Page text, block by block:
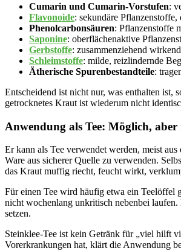
Cumarin und Cumarin-Vorstufen:
Flavonoide: sekundäre
Phenolcarbonsäuren: Pflanzenstoffe
Saponine: oberflächenaktive
Gerbstoffe: zusammenziehend
Schleimstoffe: milde, reizlindernde
Ätherische Spurenbestandteile:
Entscheidend ist nicht nur, was enthalten ist,
getrocknetes Kraut ist wiederum nicht
Anwendung als Tee: Möglich,
Er kann als Tee verwendet werden, meist aus
Ware aus sicherer Quelle zu verwenden.
das Kraut muffig riecht, feucht wirkt,
Für einen Tee wird häufig etwa ein Teelöffel
nicht wochenlang unkritisch nebenbei
setzen.
Steinklee-Tee ist kein Getränk für „viel hilft
Vorerkrankungen hat, klärt die Anwendung